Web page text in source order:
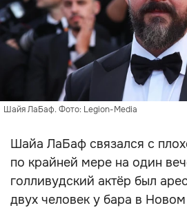
Шайя ЛаБаф. Фото: Legion-Media
Шайа ЛаБаф связался с
по крайней мере на один
голливудский актёр был
двух человек у бара в